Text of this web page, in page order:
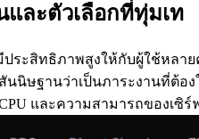
และตัวเลือกที่ทุ่มเท
ระสิทธิภาพสูงให้กับผู้ใช้หล
นนิษฐานว่าเป็นภาระงานที่ต้
CPU และความสามารถของ